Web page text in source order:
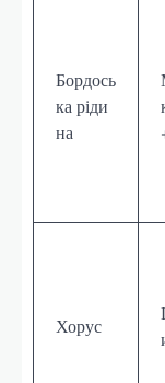
Бордось
ка ріди
на
Хорус